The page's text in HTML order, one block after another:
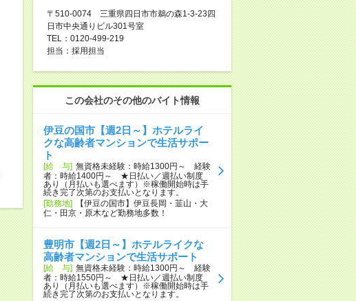
〒510-0074 三重県四日市市鵜の森1-3-23四
日市中央通りビル301号室
TEL：0120-499-219
担当：採用担当
この会社のその他のバイト情報
伊豆の国市【週2日～】ホテルライ
クな高齢者マンションで生活サポー
ト
[給 与] 無資格未経験：時給1300円～ 経験
者：時給1400円～ ★日払い／週払い制度
あり（月払いも選べます）※稼働開始時は手
続き完了次第のお支払いとなります。
[勤務地]
【伊豆の国市】伊豆長岡・韮山・大
仁・田京・原木など勤務地多数！
豊明市【週2日～】ホテルライクな
高齢者マンションで生活サポート
[給 与] 無資格未経験：時給1300円～ 経験
者：時給1550円～ ★日払い／週払い制度
あり（月払いも選べます）※稼働開始時は手
続き完了次第のお支払いとなります。